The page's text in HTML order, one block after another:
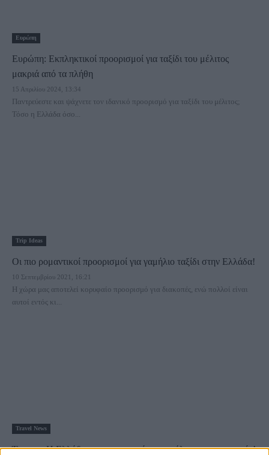
Ευρώπη
Ευρώπη: Εκπληκτικοί προορισμοί για ταξίδι του μέλιτος
μακριά από τα πλήθη
15 Απριλίου 2024, 13:34
Παντρεύεστε και ψάχνετε τον ιδανικό προορισμό για ταξίδι του μέλιτος;
Τόσο η Ελλάδα όσο...
Trip Ideas
Οι πιο ρομαντικοί προορισμοί για γαμήλιο ταξίδι στην Ελλάδα!
10 Σεπτεμβρίου 2021, 16:21
Η χώρα μας αποτελεί κορυφαίο προορισμό για διακοπές, ενώ πολλοί είναι
αυτοί εντός κι...
Travel News
Έρευνα: Η Ελλάδα στους κορυφαίους γαμήλιους προορισμούς!